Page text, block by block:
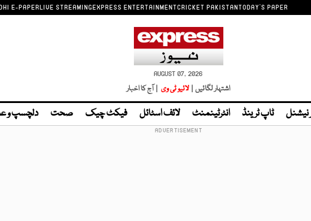
E-PAPERLIVE STREAMINGEXPRESS ENTERTAINMENTCRICKET PAKISTANTODAY'S PAPER
AUGUST 07, 2026
اشتہار لگائیں | لائیو ٹی وی | آج کا اخبار
نیشنل ٹاپ ٹرینڈ انٹرٹینمنٹ لائف اسٹائل فیکٹ چیک صحت دلچسپ و